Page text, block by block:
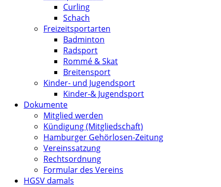
Curling
Schach
Freizeitsportarten
Badminton
Radsport
Rommé & Skat
Breitensport
Kinder- und Jugendsport
Kinder-& Jugendsport
Dokumente
Mitglied werden
Kündigung (Mitgliedschaft)
Hamburger Gehörlosen-Zeitung
Vereinssatzung
Rechtsordnung
Formular des Vereins
HGSV damals